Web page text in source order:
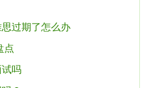
过期了怎么办
点
吗